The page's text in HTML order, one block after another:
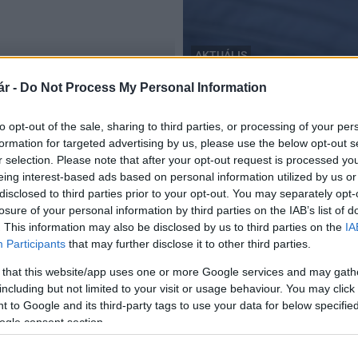
- Do Not Process My Personal Information
opt-out of the sale, sharing to third parties, or processing of your
for targeted advertising by us, please use the below opt-out
selection. Please note that after your opt-out request is processed
interest-based ads based on personal information utilized by us
to third parties prior to your opt-out. You may separately
of your personal information by third parties on the IAB’s list of
This information may also be disclosed by us to third parties on the
Participants that may further disclose it to other third parties.
that this website/app uses one or more Google services and may
but not limited to your visit or usage behaviour. You may
to Google and its third-party tags to use your data for below
consent section.
AKTUÁLIS
rendőrség
Hazatértek a
2018.02.09